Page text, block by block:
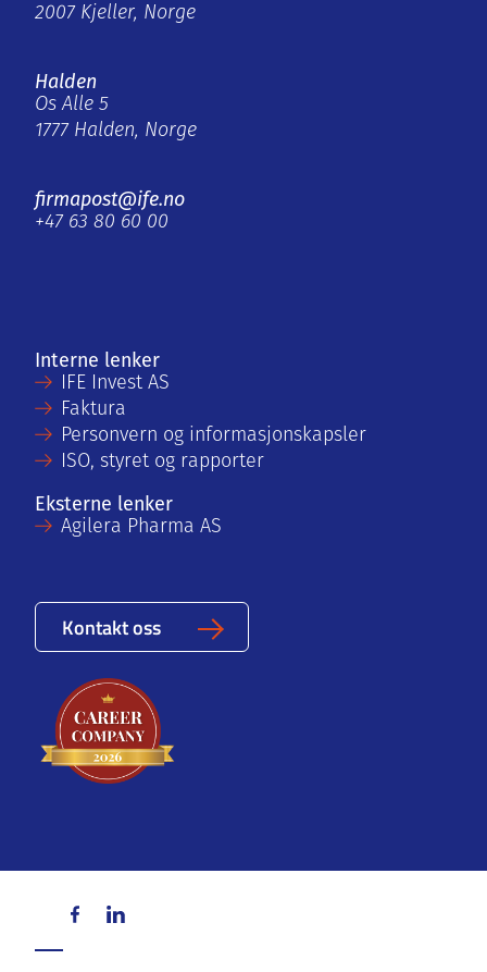
2007 Kjeller, Norge
Halden
Os Alle 5
1777 Halden, Norge
firmapost@ife.no
+47 63 80 60 00
Interne lenker
IFE Invest AS
Faktura
Personvern og informasjonskapsler
ISO, styret og rapporter
Eksterne lenker
Agilera Pharma AS
Kontakt oss